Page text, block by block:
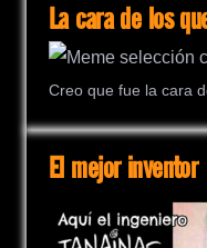
La cara de los
Creo que fue la cara
El mejor inventor